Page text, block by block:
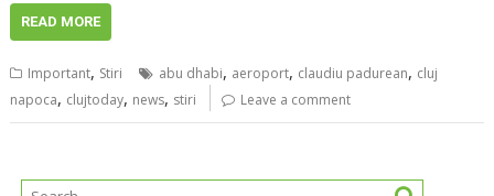
READ MORE
Important, Stiri abu dhabi, aeroport, claudiu padurean, cluj
napoca, clujtoday, news, stiri Leave a comment